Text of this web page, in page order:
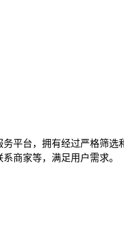
务平台，拥有经过严格筛选
商家等，满足用户需求。